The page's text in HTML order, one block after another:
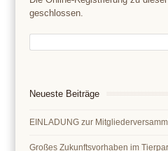
geschlossen.
Neueste Beiträge
EINLADUNG zur
Großes Zukunftsvorhaben im